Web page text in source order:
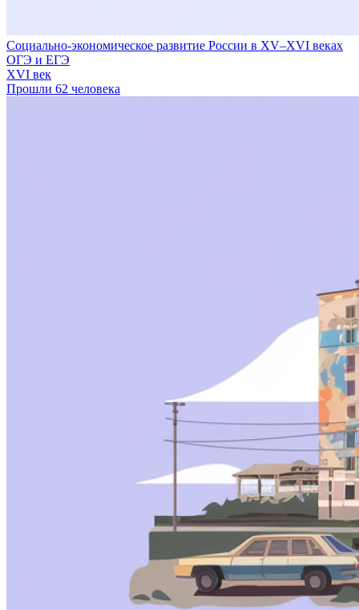
Социально-экономическое развитие России в XV–XVI веках
ОГЭ и ЕГЭ
XVI век
Прошли 62 человека